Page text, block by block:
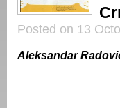
Posted on 13
Aleksandar